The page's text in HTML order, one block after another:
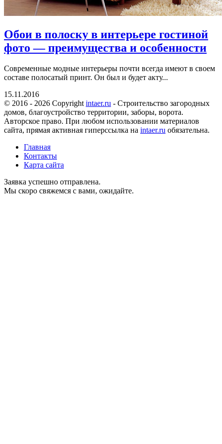
Обои в полоску в интерьере гостиной
фото — преимущества и особенности
Современные модные интерьеры почти всегда имеют в своем
составе полосатый принт. Он был и будет акту...
15.11.2016
© 2016 - 2026 Copyrightintaer.ru - Cтроительство загородных
домов, благоустройство территории, заборы, ворота.
Авторское право. При любом использовании материалов
сайта, прямая активная гиперссылка на intaer.ru обязательна.
Главная
Контакты
Карта сайта
Заявка успешно отправлена.
Мы скоро свяжемся с вами, ожидайте.